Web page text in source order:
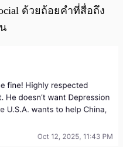
ด้วยถ้อยคำที่สื่อถึง